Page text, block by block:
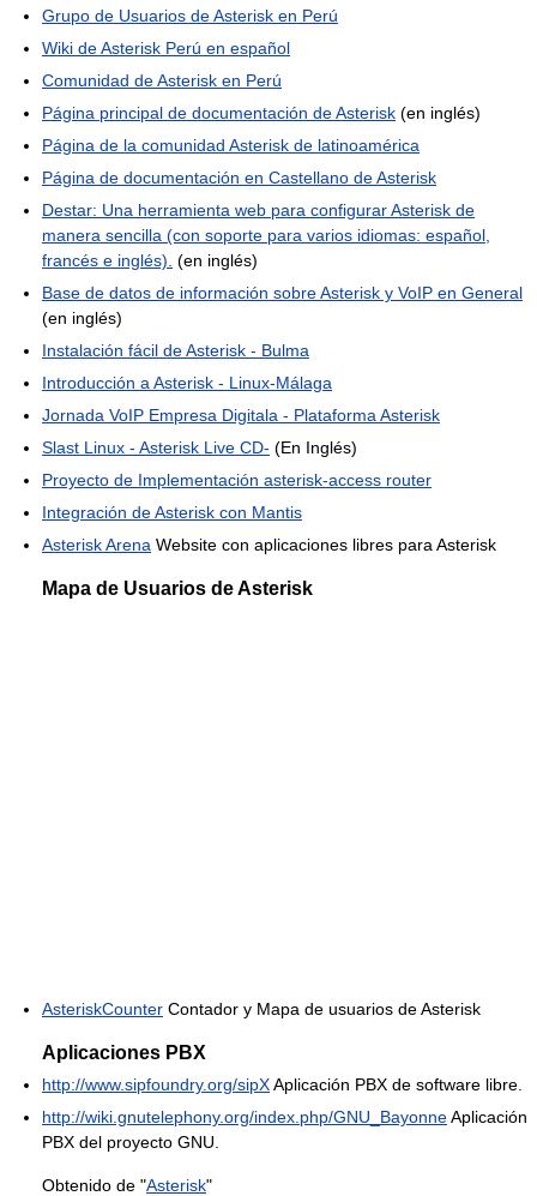
Grupo de Usuarios de Asterisk en Perú
Wiki de Asterisk Perú en español
Comunidad de Asterisk en Perú
Página principal de documentación de Asterisk (en inglés)
Página de la comunidad Asterisk de latinoamérica
Página de documentación en Castellano de Asterisk
Destar: Una herramienta web para configurar Asterisk de
manera sencilla (con soporte para varios idiomas: español,
francés e inglés). (en inglés)
Base de datos de información sobre Asterisk y VoIP en General
(en inglés)
Instalación fácil de Asterisk - Bulma
Introducción a Asterisk - Linux-Málaga
Jornada VoIP Empresa Digitala - Plataforma Asterisk
Slast Linux - Asterisk Live CD- (En Inglés)
Proyecto de Implementación asterisk-access router
Integración de Asterisk con Mantis
Asterisk Arena Website con aplicaciones libres para Asterisk
Mapa de Usuarios de Asterisk
AsteriskCounter Contador y Mapa de usuarios de Asterisk
Aplicaciones PBX
http://www.sipfoundry.org/sipXAplicación PBX de software libre.
http://wiki.gnutelephony.org/index.php/GNU_BayonneAplicación
PBX del proyecto GNU.
Obtenido de "Asterisk"